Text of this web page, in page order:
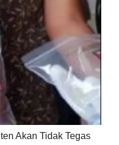
Akan Tidak Tegas